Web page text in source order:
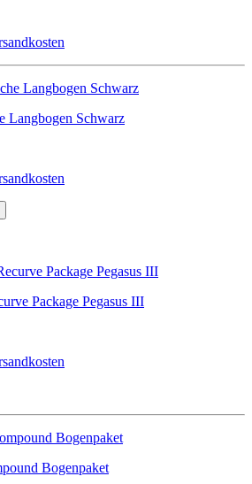
Langbogen Schwarz
Package Pegasus III
Bogenpaket